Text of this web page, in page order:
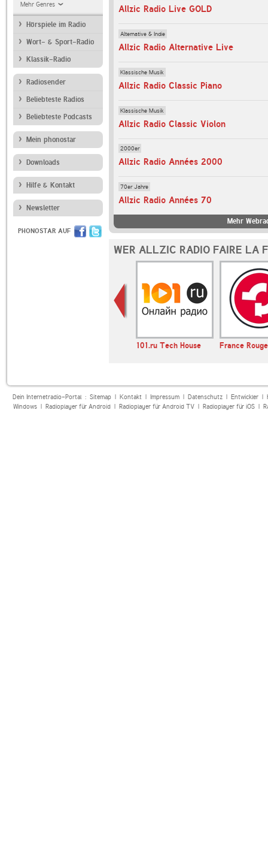
Mehr Genres
Hörspiele im Radio
Wort- & Sport-Radio
Klassik-Radio
Radiosender
Beliebteste Radios
Beliebteste Podcasts
Mein phonostar
Downloads
Hilfe & Kontakt
Newsletter
PHONOSTAR AUF
Allzic Radio Live GOLD
Alternative & Indie
Allzic Radio Alternative Live
Klassische Musik
Allzic Radio Classic Piano
Klassische Musik
Allzic Radio Classic Violon
2000er
Allzic Radio Années 2000
70er Jahre
Allzic Radio Années 70
Mehr
WER ALLZIC RADIO FAIRE LA
101.ru Tech House France
Dein Internetradio-Portal : Sitemap| Kontakt| Impressum| Datenschutz| Entwickler|
Windows| Radioplayer für Android| Radioplayer für Android TV| Radioplayer für iOS|